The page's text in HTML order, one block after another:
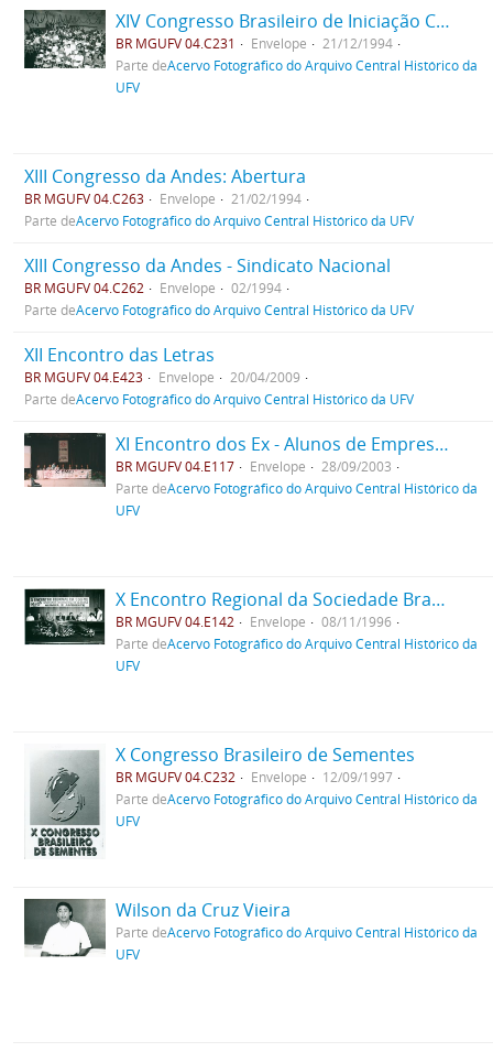
XIV Congresso Brasileiro de Iniciação Científica em Cursos Agrários
BR MGUFV 04.C231 Envelope
21/12/1994
Parte deAcervo Fotográfico do Arquivo Central Histórico da
UFV
XIII Congresso da Andes: Abertura
BR MGUFV 04.C263 Envelope
21/02/1994
Parte deAcervo Fotográfico do Arquivo Central Histórico da UFV
XIII Congresso da Andes - Sindicato Nacional
BR MGUFV 04.C262 Envelope
02/1994
Parte deAcervo Fotográfico do Arquivo Central Histórico da UFV
XII Encontro das Letras
BR MGUFV 04.E423 Envelope
20/04/2009
Parte deAcervo Fotográfico do Arquivo Central Histórico da UFV
XI Encontro dos Ex - Alunos de Empresas Júnior EMEJ
BR MGUFV 04.E117 Envelope
28/09/2003
Parte deAcervo Fotográfico do Arquivo Central Histórico da
UFV
X Encontro Regional da Sociedade Brasileira de Química
BR MGUFV 04.E142 Envelope
08/11/1996
Parte deAcervo Fotográfico do Arquivo Central Histórico da
UFV
X Congresso Brasileiro de Sementes
BR MGUFV 04.C232 Envelope
12/09/1997
Parte deAcervo Fotográfico do Arquivo Central Histórico da
UFV
Wilson da Cruz Vieira
Parte deAcervo Fotográfico do Arquivo Central Histórico da
UFV